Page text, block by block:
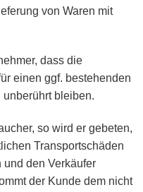
von Waren mit
dass die
einen ggf. bestehenden
bleiben.
so wird er gebeten,
Transportschäden
und den Verkäufer
der Kunde dem nicht